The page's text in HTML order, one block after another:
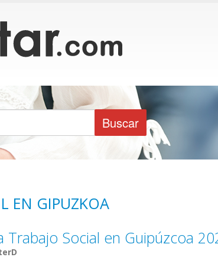
EN GIPUZKOA
Trabajo Social en Guipúzcoa